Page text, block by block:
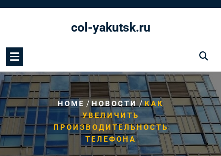
col-yakutsk.ru
HOME /НОВОСТИ/КАК
УВЕЛИЧИТЬ
ПРОИЗВОДИТЕЛЬНОСТЬ
ТЕЛЕФОНА